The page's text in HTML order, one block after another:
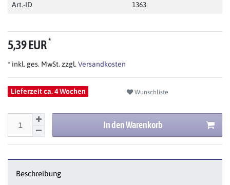
Art.-ID 1363
5,39 EUR*
* inkl. ges. MwSt. zzgl. Versandkosten
Lieferzeit ca. 4 Wochen Wunschliste
In den Warenkorb
Beschreibung